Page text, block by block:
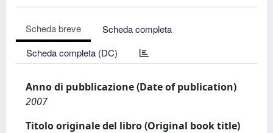
Scheda breve
Scheda completa
Scheda completa (DC)
Anno di pubblicazione (Date of publication)
2007
Titolo originale del libro (Original book title)